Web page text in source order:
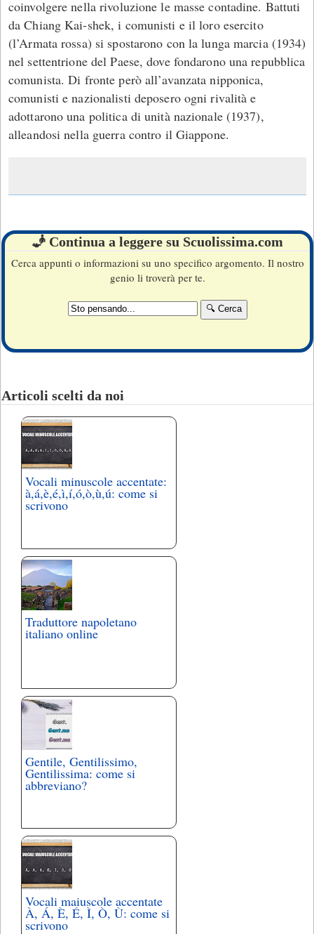
coinvolgere nella rivoluzione le masse contadine. Battuti
da Chiang Kai-shek, i comunisti e il loro esercito
(l’Armata rossa) si spostarono con la lunga marcia (1934)
nel settentrione del Paese, dove fondarono una repubblica
comunista. Di fronte però all’avanzata nipponica,
comunisti e nazionalisti deposero ogni rivalità e
adottarono una politica di unità nazionale (1937),
alleandosi nella guerra contro il Giappone.
🧞 Continua a leggere su Scuolissima.com
Cerca appunti o informazioni su uno specifico argomento. Il nostro
genio li troverà per te.
Articoli scelti da noi
Vocali minuscole accentate:
à,á,è,é,ì,í,ó,ò,ù,ú: come si
scrivono
Traduttore napoletano
italiano online
Gentile, Gentilissimo,
Gentilissima: come si
abbreviano?
Vocali maiuscole accentate
À, Á, È, É, Ì, Ò, Ù: come si
scrivono